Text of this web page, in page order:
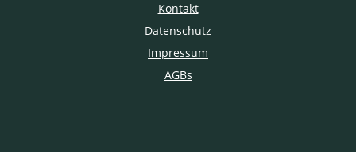
Kontakt
Datenschutz
Impressum
AGBs